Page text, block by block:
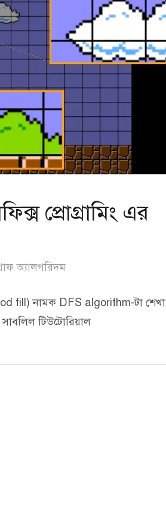
প্রোগ্রামিং এর
অ্যালগরিদম
fill) নামক DFS algorithm-টা শেখা
টিউটোরিয়াল